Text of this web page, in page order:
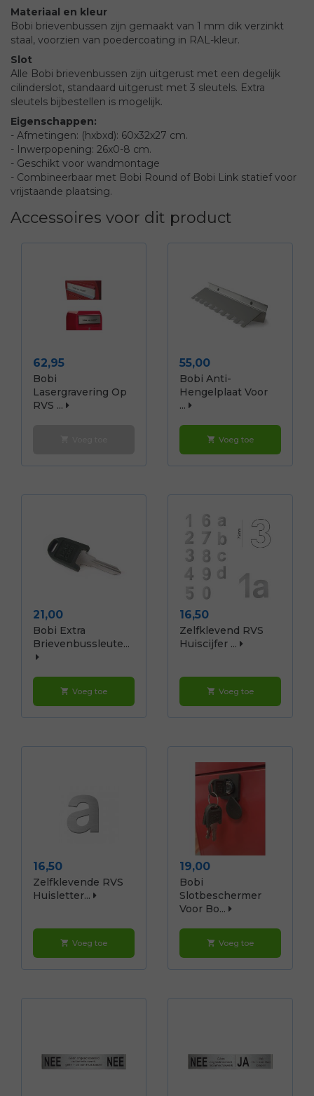
Materiaal en kleur
Bobi brievenbussen zijn gemaakt van 1 mm dik verzinkt
staal, voorzien van poedercoating in RAL-kleur.
Slot
Alle Bobi brievenbussen zijn uitgerust met een degelijk
cilinderslot, standaard uitgerust met 3 sleutels. Extra
sleutels bijbestellen is mogelijk.
Eigenschappen:
- Afmetingen: (hxbxd): 60x32x27 cm.
- Inwerpopening: 26x0-8 cm.
- Geschikt voor wandmontage
- Combineerbaar met Bobi Round of Bobi Link statief voor
vrijstaande plaatsing.
Accessoires voor dit product
Prijs
62,95
Bobi
Lasergravering Op
RVS ...
Prijs
55,00
Bobi Anti-
Hengelplaat Voor
...
shopping_cart Voeg toe
Prijs
21,00
Bobi Extra
Brievenbussleute...
shopping_cart Voeg toe
Prijs
16,50
Zelfklevend RVS
Huiscijfer ...
shopping_cart Voeg toe
Prijs
16,50
Zelfklevende RVS
Huisletter...
shopping_cart Voeg toe
Prijs
19,00
Bobi
Slotbeschermer
Voor Bo...
shopping_cart Voeg toe